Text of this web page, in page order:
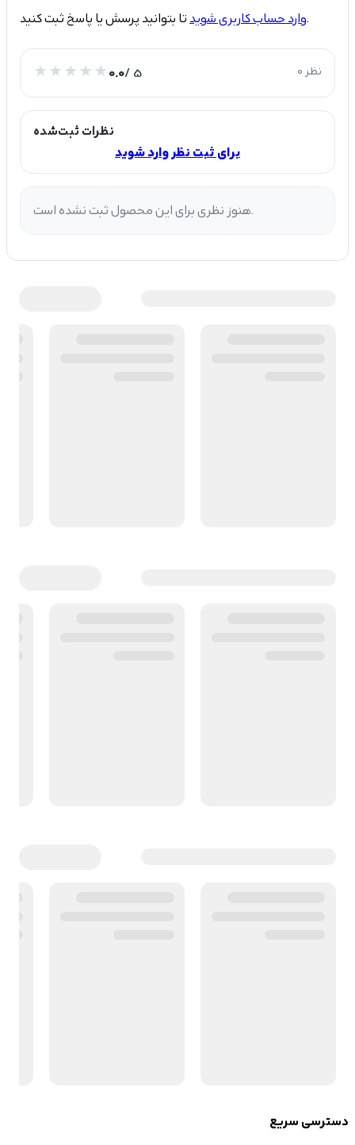
وارد حساب کاربری شویدتا بتوانید پرسش یا پاسخ ثبت کنید.
0.0/ 5 0 نظر
نظرات ثبت‌شده
برای ثبت نظر وارد شوید
هنوز نظری برای این محصول ثبت نشده است.
دسترسی سریع